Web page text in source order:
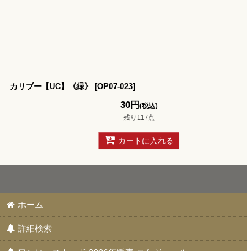
カリブー【UC】《緑》 [OP07-023]
30円(税込)
残り117点
カートに入れる
ホーム
詳細検索